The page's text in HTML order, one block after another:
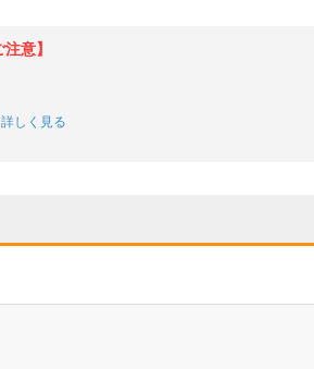
意】
詳しく見る